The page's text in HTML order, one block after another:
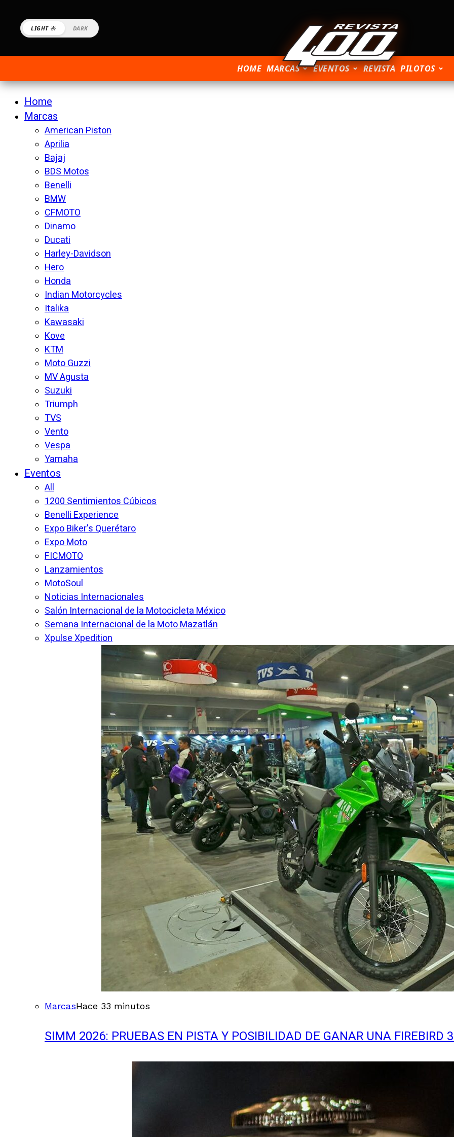
Home
Marcas
American Piston
Aprilia
Bajaj
BDS Motos
Benelli
BMW
CFMOTO
Dinamo
Ducati
Harley-Davidson
Hero
Honda
Indian Motorcycles
Italika
Kawasaki
Kove
KTM
Moto Guzzi
MV Agusta
Suzuki
Triumph
TVS
Vento
Vespa
Yamaha
Eventos
All
1200 Sentimientos Cúbicos
Benelli Experience
Expo Biker's Querétaro
Expo Moto
FICMOTO
Lanzamientos
MotoSoul
Noticias Internacionales
Salón Internacional de la Motocicleta México
Semana Internacional de la Moto Mazatlán
Xpulse Xpedition
MarcasHace 33 minutos
SIMM 2026: PRUEBAS EN PISTA Y POSIBILIDAD DE GANAR UNA FIREBIRD
LIGHT ☼ DARK
HOME MARCAS EVENTOS REVISTA PILOTOS